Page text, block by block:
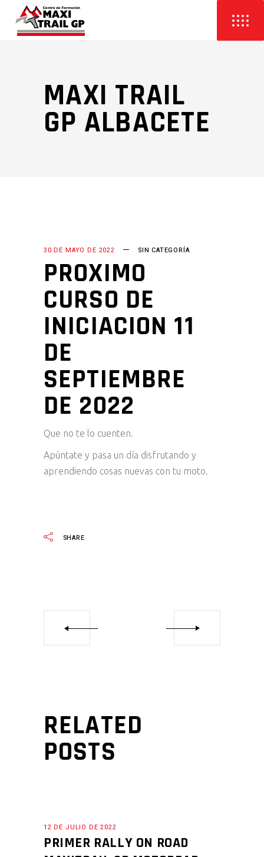
MAXI TRAIL
GP ALBACETE
30 DE MAYO DE 2022 SIN CATEGORÍA
PROXIMO
CURSO DE
INICIACION 11
DE
SEPTIEMBRE
DE 2022
Que no te lo cuenten.
Apúntate y pasa un día disfrutando y
aprendiendo cosas nuevas con tu moto.
SHARE
RELATED
POSTS
12 DE JULIO DE 2022
PRIMER RALLY ON ROAD